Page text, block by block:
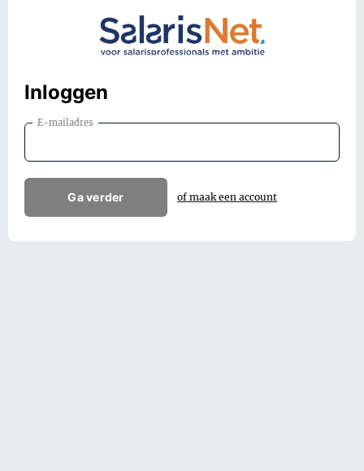
Inloggen
E-mailadres
Ga verder of maak een account